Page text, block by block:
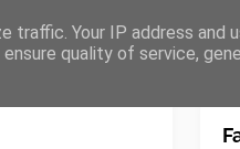
traffic. Your IP address and
quality of service,